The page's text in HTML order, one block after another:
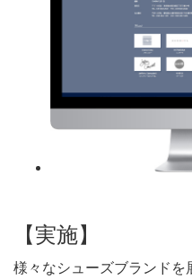
【実施】
様々なシューズブランドを